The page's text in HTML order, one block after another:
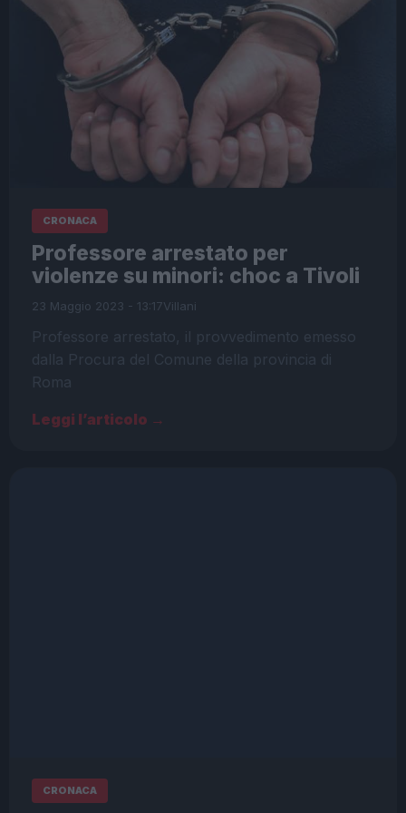
CRONACA
Professore arrestato per
violenze su minori: choc a Tivoli
23 Maggio 2023 - 13:17Villani
Professore arrestato, il provvedimento emesso
dalla Procura del Comune della provincia di
Roma
Leggi l’articolo →
CRONACA